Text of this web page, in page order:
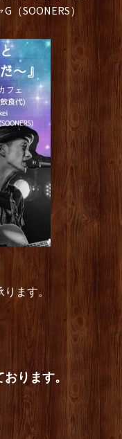
（SOONERS）
ます。
ります。